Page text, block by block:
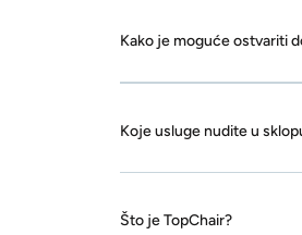
Kako je moguće ostvariti
Koje usluge nudite u
Što je TopChair?